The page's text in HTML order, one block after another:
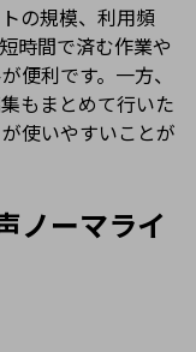
の規模、利用頻
時間で済む作業や
便利です。一方、
もまとめて行いた
使いやすいことが
ノーマライ